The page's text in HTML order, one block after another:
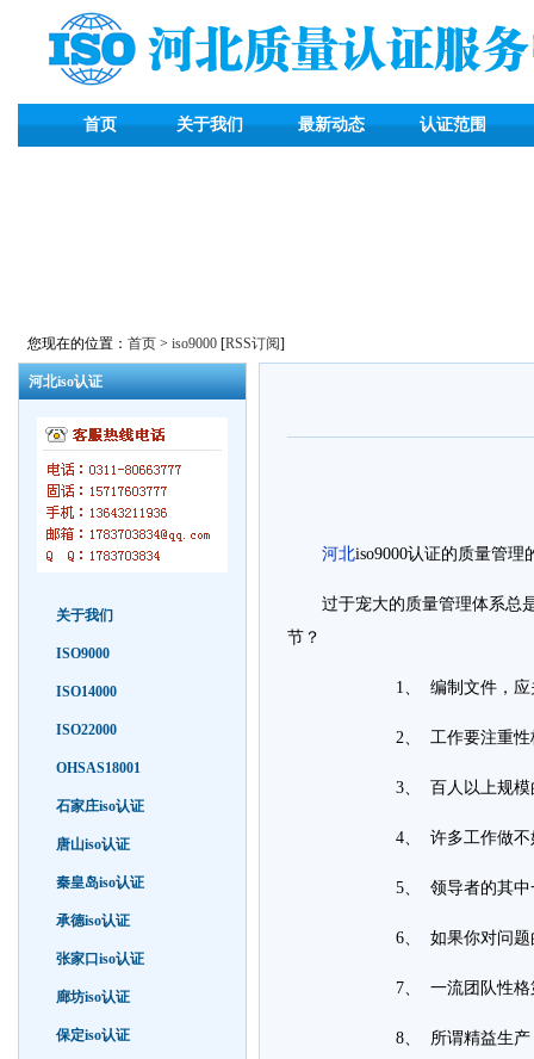
首页 关于我们 最新动态 认证范围
您现在的位置： 首页 > iso9000 [RSS订阅]
河北iso认证
关于我们
ISO9000
ISO14000
ISO22000
OHSAS18001
石家庄iso认证
唐山iso认证
秦皇岛iso认证
承德iso认证
张家口iso认证
廊坊iso认证
保定iso认证
河北iso9000认证的质量管理
过于宠大的质量管理体系总
节？
1、 编制文件，应
2、 工作要注重性
3、 百人以上规模
4、 许多工作做不
5、 领导者的其中
6、 如果你对问题
7、 一流团队性格
8、 所谓精益生产